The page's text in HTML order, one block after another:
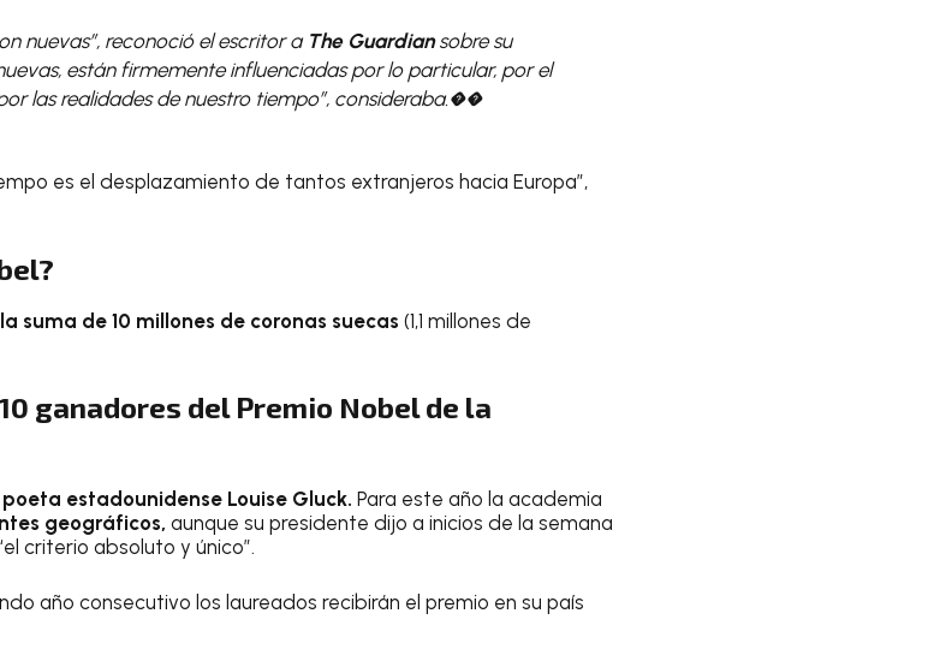
nuevas”, reconoció el escritor a The Guardiansobre su
están firmemente influenciadas por lo particular, por el
las realidades de nuestro tiempo”, consideraba.��
es el desplazamiento de tantos extranjeros hacia Europa”,
suma de 10 millones de coronas suecas (1,1 millones de
ganadores del Premio Nobel de la
estadounidense Louise Gluck. Para este año la academia
geográficos, aunque su presidente dijo a inicios de la semana
criterio absoluto y único”.
año consecutivo los laureados recibirán el premio en su país